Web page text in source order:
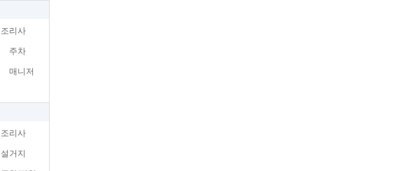
조리사
주차
매니저
조리사
설거지